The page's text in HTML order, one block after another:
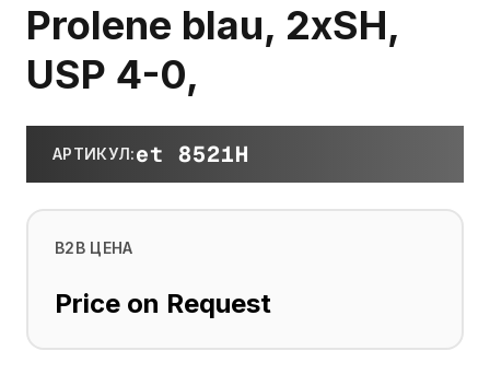
Prolene blau, 2xSH,
USP 4-0,
АРТИКУЛ:et 8521H
B2B ЦЕНА
Price on Request